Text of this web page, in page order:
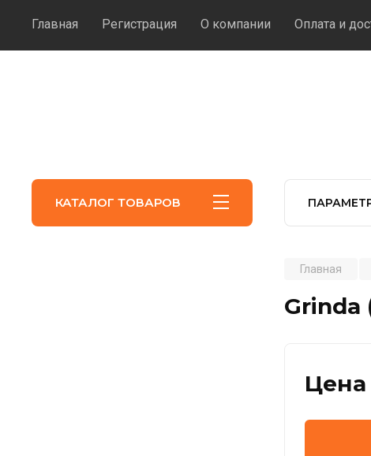
Главная Регистрация О компании Оплата и
КАТАЛОГ ТОВАРОВ
Главная
Grinda
Цена